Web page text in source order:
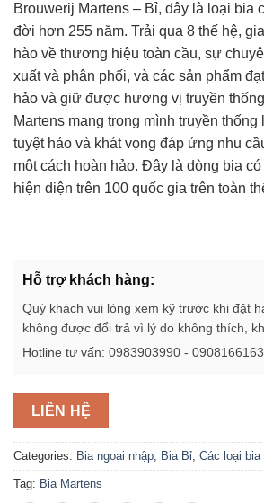
Brouwerij Martens – Bỉ, đây là loại bia
đời hơn 255 năm. Trải qua 8 thế hệ,
hào về thương hiệu toàn cầu, sự
xuất và phân phối, và các sản phẩm
hảo và giữ được hương vị truyền
Martens mang trong mình truyền
tuyệt hảo và khát vọng đáp ứng nhu
một cách hoàn hảo. Đây là dòng bia
hiện diện trên 100 quốc gia trên toàn
Hỗ trợ khách hàng:
Quý khách vui lòng xem kỹ trước khi đặt
không được đổi trả vì lý do không thích,
Hotline tư vấn: 0983903990 - 0908166163
LIÊN HỆ
Categories: Bia ngoại nhập, Bia Bỉ, Các loại bia
Tag: Bia Martens